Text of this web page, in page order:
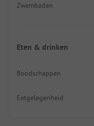
Zwembaden
Eten & drinken
Boodschappen
Eetgelegenheid